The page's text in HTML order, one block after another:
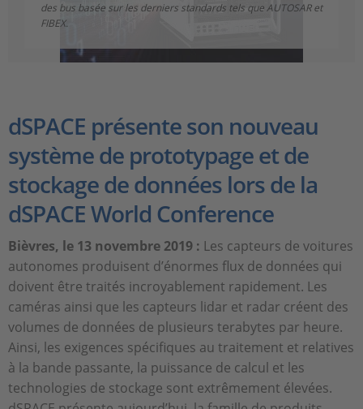
des bus basée sur les derniers standards tels que AUTOSAR et
FIBEX.
dSPACE présente son nouveau
système de prototypage et de
stockage de données lors de la
dSPACE World Conference
Bièvres, le 13 novembre 2019 : Les capteurs de voitures
autonomes produisent d’énormes flux de données qui
doivent être traités incroyablement rapidement. Les
caméras ainsi que les capteurs lidar et radar créent des
volumes de données de plusieurs terabytes par heure.
Ainsi, les exigences spécifiques au traitement et relatives
à la bande passante, la puissance de calcul et les
technologies de stockage sont extrêmement élevées.